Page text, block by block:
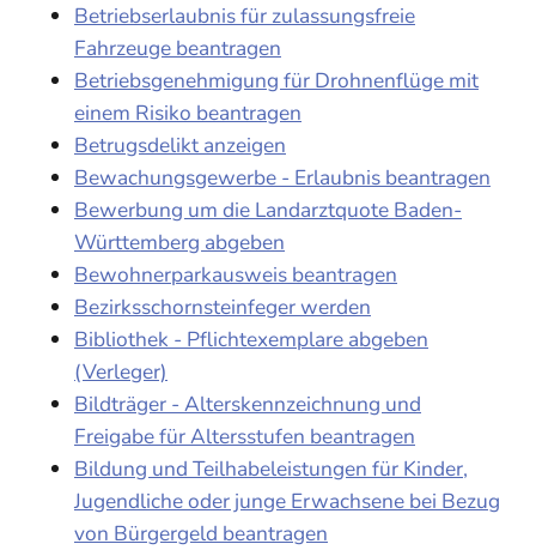
Betriebserlaubnis für zulassungsfreie
Fahrzeuge beantragen
Betriebsgenehmigung für Drohnenflüge mit
einem Risiko beantragen
Betrugsdelikt anzeigen
Bewachungsgewerbe - Erlaubnis beantragen
Bewerbung um die Landarztquote Baden-
Württemberg abgeben
Bewohnerparkausweis beantragen
Bezirksschornsteinfeger werden
Bibliothek - Pflichtexemplare abgeben
(Verleger)
Bildträger - Alterskennzeichnung und
Freigabe für Altersstufen beantragen
Bildung und Teilhabeleistungen für Kinder,
Jugendliche oder junge Erwachsene bei Bezug
von Bürgergeld beantragen